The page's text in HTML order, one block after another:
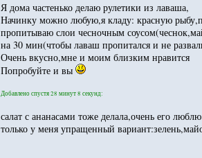
Я дома частенько делаю рулетики из лаваша,
Начинку можно любую,я кладу: красную
пропитываю слои чесночным
на 30 мин(чтобы лаваш пропитался и не
Очень вкусно,мне и моим близким нравится
Попробуйте и вы
Добавлено спустя 28 минут 8 секунд:
салат с ананасами тоже делала,очень его люблю
только у меня упращенный